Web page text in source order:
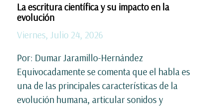
La escritura científica y su impacto en la
evolución
Viernes, Julio 24, 2026
Por: Dumar Jaramillo-Hernández
Equivocadamente se comenta que el habla es
una de las principales características de la
evolución humana, articular sonidos y